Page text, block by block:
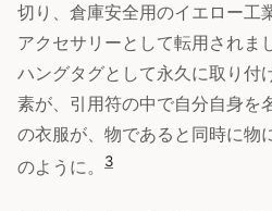
切り、倉庫安全用のイエロー工
アクセサリーとして転用されま
ハングタグとして永久に取り付
素が、引用符の中で自分自身
の衣服が、物であると同時に物
のように。
3